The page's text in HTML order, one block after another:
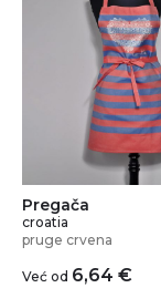
Pregača
croatia
pruge crvena
Već od 6,64 €